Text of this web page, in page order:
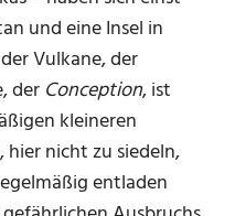
und eine Insel in
Vulkane, der
der Conception, ist
kleineren
hier nicht zu siedeln,
entladen